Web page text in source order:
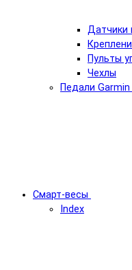
Датчики
Пульты
Чехлы
Педали Garmin
Смарт-весы
Index